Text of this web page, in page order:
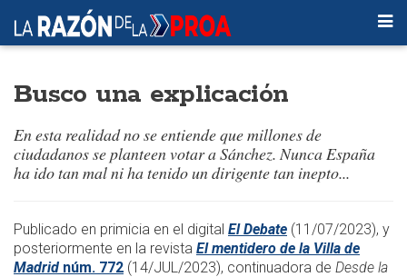
Busco una explicación
En esta realidad no se entiende que millones de
ciudadanos se planteen votar a Sánchez. Nunca España
ha ido tan mal ni ha tenido un dirigente tan inepto...
​​Publicado en primicia en el digital El Debate (11/07/2023), y
posteriormente en la revista El mentidero de la Villa de
Madrid núm. 772 (14/JUL/2023), continuadora de Desde la